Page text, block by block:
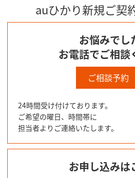
auひかり新規ご契
お悩みでし
お電話でご相談
ご相談予約
24時間受け付けております。
ご希望の曜日、時間帯に
担当者よりご連絡いたします。
お申し込みは